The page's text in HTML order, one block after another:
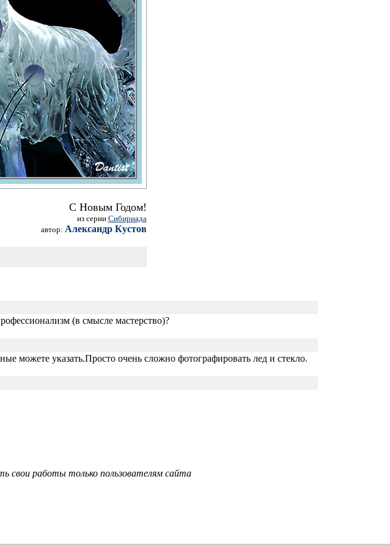
С Новым Годом!
из серии Сибириада
автор: Александр Кустов
(в смысле мастерство)?
можете указать.Просто очень сложно фотографировать лед и стекло.
свои работы только пользователям сайта